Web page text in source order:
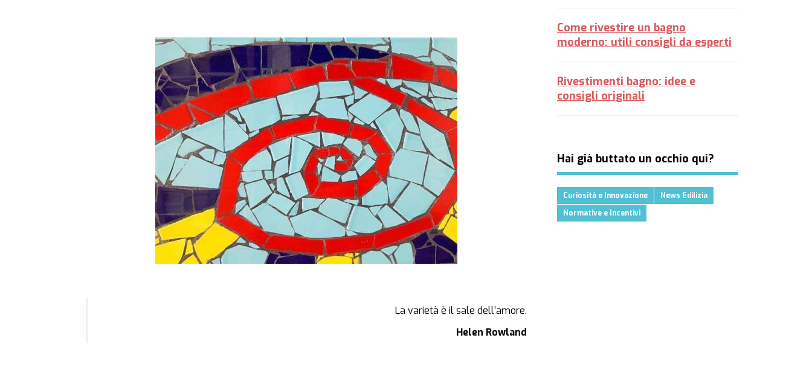
La varietà è il sale dell’amore.
Helen Rowland
Come rivestire un bagno
moderno: utili consigli da esperti
Rivestimenti bagno: idee e
consigli originali
Hai già buttato un occhio qui?
Curiosità e Innovazione
News Edilizia
Normative e Incentivi